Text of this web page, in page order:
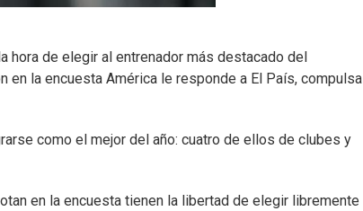
hora de elegir al entrenador más destacado del
la encuesta América le responde a El País, compulsa
como el mejor del año: cuatro de ellos de clubes y
en la encuesta tienen la libertad de elegir libremente